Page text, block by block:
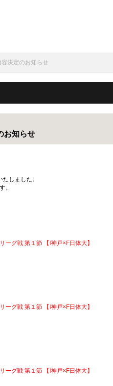
決定のお知らせ
お知らせ
しました。
。
グ戦 第１節 【I神戸×F日体大】
グ戦 第１節 【I神戸×F日体大】
グ戦 第１節 【I神戸×F日体大】